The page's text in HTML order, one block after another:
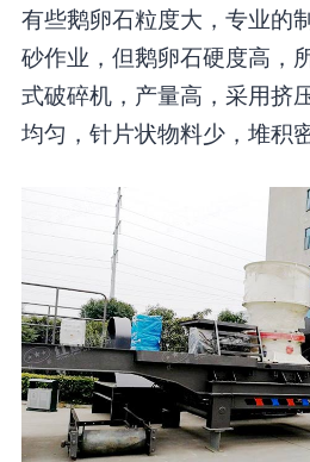
有些鹅卵石粒度大，专业的
砂作业，但鹅卵石硬度高，
式破碎机，产量高，采用挤
均匀，针片状物料少，堆积